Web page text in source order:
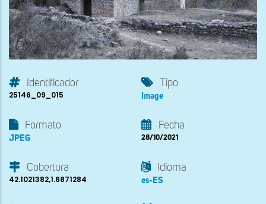
Identificador
25146_09_015
Tipo
Image
Formato
JPEG
Fecha
28/10/2021
Cobertura
42.1021382,1.6871284
Idioma
es-ES